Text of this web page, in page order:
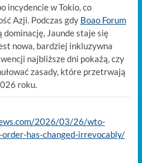
incydencie w Tokio, co
Azji. Podczas gdy Boao Forum
Jaunde staje się
nowa, bardziej inkluzywna
najbliższe dni pokażą, czy
zasady, które przetrwają
roku.
2026/03/26/wto-
has-changed-irrevocably/